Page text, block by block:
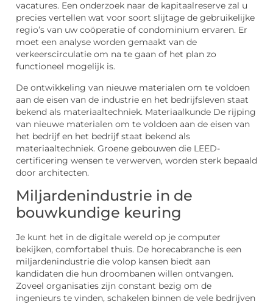
vacatures. Een onderzoek naar de kapitaalreserve zal u
precies vertellen wat voor soort slijtage de gebruikelijke
regio’s van uw coöperatie of condominium ervaren. Er
moet een analyse worden gemaakt van de
verkeerscirculatie om na te gaan of het plan zo
functioneel mogelijk is.
De ontwikkeling van nieuwe materialen om te voldoen
aan de eisen van de industrie en het bedrijfsleven staat
bekend als materiaaltechniek. Materiaalkunde De rijping
van nieuwe materialen om te voldoen aan de eisen van
het bedrijf en het bedrijf staat bekend als
materiaaltechniek. Groene gebouwen die LEED-
certificering wensen te verwerven, worden sterk bepaald
door architecten.
Miljardenindustrie in de
bouwkundige keuring
Je kunt het in de digitale wereld op je computer
bekijken, comfortabel thuis. De horecabranche is een
miljardenindustrie die volop kansen biedt aan
kandidaten die hun droombanen willen ontvangen.
Zoveel organisaties zijn constant bezig om de
ingenieurs te vinden, schakelen binnen de vele bedrijven